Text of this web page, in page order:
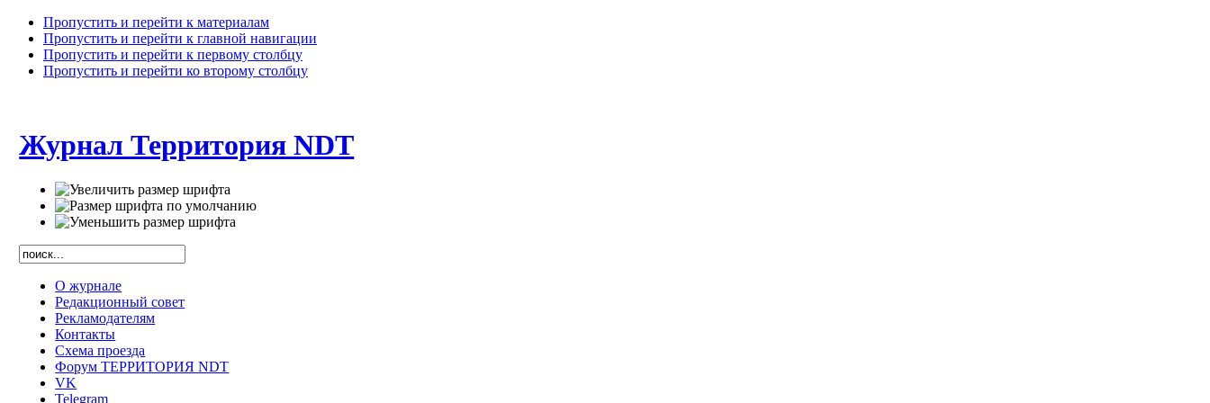
Пропустить и перейти к материалам
Пропустить и перейти к главной навигации
Пропустить и перейти к первому столбцу
Пропустить и перейти ко второму столбцу
Журнал Территория NDT
О журнале
Редакционный совет
Рекламодателям
Контакты
Схема проезда
Форум ТЕРРИТОРИЯ NDT
VK
Telegram